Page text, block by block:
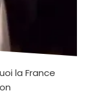
la France